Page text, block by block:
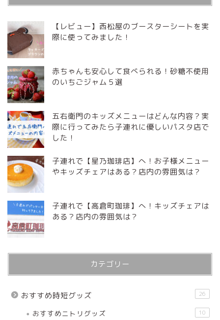
【レビュー】西松屋のブースターシートを実
際に使ってみました！
赤ちゃんも安心して食べられる！砂糖不使用
のいちごジャム５選
五右衛門のキッズメニューはどんな内容？実
際に行ってみたら子連れに優しいパスタ店で
した！
子連れで【星乃珈琲店】へ！お子様メニュー
やキッズチェアはある？店内の雰囲気は？
子連れで【高倉町珈琲】へ！キッズチェアは
ある？店内の雰囲気は？
カテゴリー
おすすめ時短グッズ 26
おすすめニトリグッズ 10